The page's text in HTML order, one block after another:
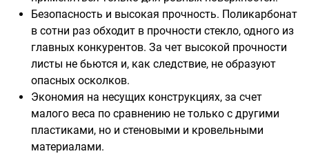
Безопасность и высокая прочность. Поликарбонат
в сотни раз обходит в прочности стекло, одного из
главных конкурентов. За чет высокой прочности
листы не бьются и, как следствие, не образуют
опасных осколков.
Экономия на несущих конструкциях, за счет
малого веса по сравнению не только с другими
пластиками, но и стеновыми и кровельными
материалами.